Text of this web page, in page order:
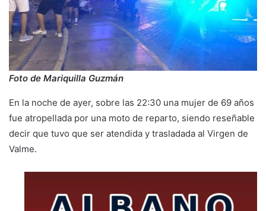
Foto de Mariquilla Guzmán
En la noche de ayer, sobre las 22:30 una mujer de 69 años
fue atropellada por una moto de reparto, siendo reseñable
decir que tuvo que ser atendida y trasladada al Virgen de
Valme.